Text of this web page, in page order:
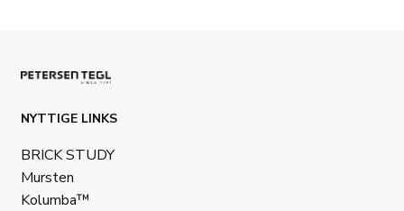
NYTTIGE LINKS
BRICK STUDY
Mursten
Kolumba™